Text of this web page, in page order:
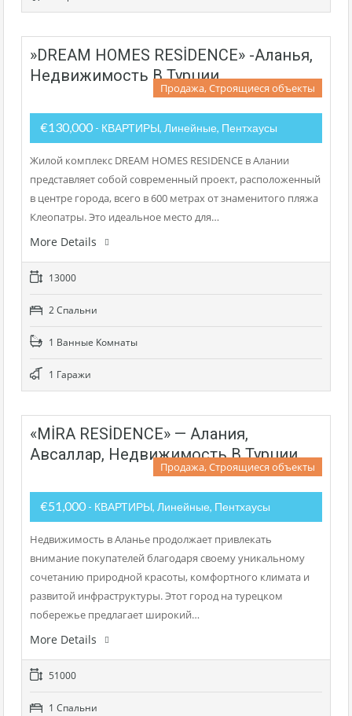
»DREAM HOMES RESİDENCE» -Аланья,
Недвижимость В Турции
Продажа, Строящиеся объекты
€130,000 - КВАРТИРЫ, Линейные, Пентхаусы
Жилой комплекс DREAM HOMES RESIDENCE в Алании
представляет собой современный проект, расположенный
в центре города, всего в 600 метрах от знаменитого пляжа
Клеопатры. Это идеальное место для…
More Details
13000
2 Cпальни
1 Bанные Kомнаты
1 Гаражи
«MİRA RESİDENCE» — Алания,
Авсаллар, Недвижимость В Турции
Продажа, Строящиеся объекты
€51,000 - КВАРТИРЫ, Линейные, Пентхаусы
Недвижимость в Аланье продолжает привлекать
внимание покупателей благодаря своему уникальному
сочетанию природной красоты, комфортного климата и
развитой инфраструктуры. Этот город на турецком
побережье предлагает широкий…
More Details
51000
1 Cпальни